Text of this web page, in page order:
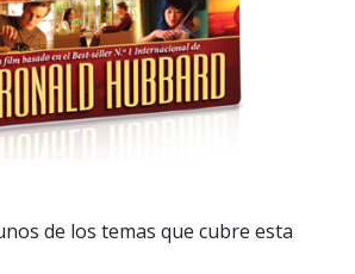
de los temas que cubre esta